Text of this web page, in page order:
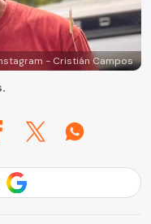
- Cristián Campos